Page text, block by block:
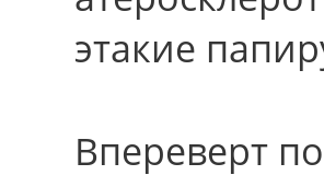
этакие
Впереверт